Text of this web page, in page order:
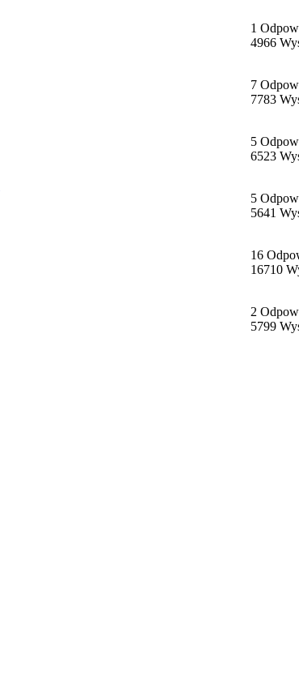
1
4966
7
7783
5
6523
5
5641
16
16710
2
5799